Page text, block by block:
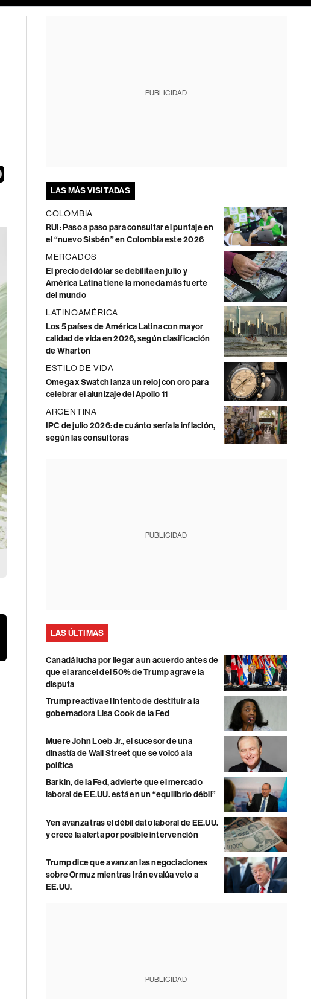
PUBLICIDAD
LAS MÁS VISITADAS
COLOMBIA
RUI: Paso a paso para consultar el puntaje en
el “nuevo Sisbén” en Colombia este 2026
MERCADOS
El precio del dólar se debilita en julio y
América Latina tiene la moneda más fuerte
del mundo
LATINOAMÉRICA
Los 5 países de América Latina con mayor
calidad de vida en 2026, según clasificación
de Wharton
ESTILO DE VIDA
Omega x Swatch lanza un reloj con oro para
celebrar el alunizaje del Apollo 11
ARGENTINA
IPC de julio 2026: de cuánto sería la inflación,
según las consultoras
PUBLICIDAD
LAS ÚLTIMAS
Canadá lucha por llegar a un acuerdo antes de
que el arancel del 50% de Trump agrave la
disputa
Trump reactiva el intento de destituir a la
gobernadora Lisa Cook de la Fed
Muere John Loeb Jr., el sucesor de una
dinastía de Wall Street que se volcó a la
política
Barkin, de la Fed, advierte que el mercado
laboral de EE.UU. está en un “equilibrio débil”
Yen avanza tras el débil dato laboral de EE.UU.
y crece la alerta por posible intervención
Trump dice que avanzan las negociaciones
sobre Ormuz mientras Irán evalúa veto a
EE.UU.
PUBLICIDAD